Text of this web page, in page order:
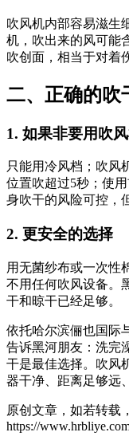
吹风机内部容易滋生
机，吹出来的风可能
吹创面，相当于对着
二、正确的吹
1. 如果非要用吹
只能用冷风档；吹风
位置吹超过5秒；使
身吹干的风险可控，
2. 更安全的选择
用无菌纱布或一次性
不用任何吹风设备。
干和晾干已经足够。
依托哈尔滨俪也国际
告诉黑河朋友：洗完
干是最佳选择。吹风
器干净、距离足够远
原创文章，如若转载
https://